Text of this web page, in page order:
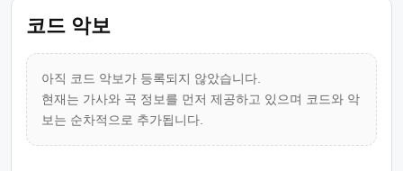
코드 악보
아직 코드 악보가 등록되지 않았습니다.
현재는 가사와 곡 정보를 먼저 제공하고 있으며 코드와 악
보는 순차적으로 추가됩니다.